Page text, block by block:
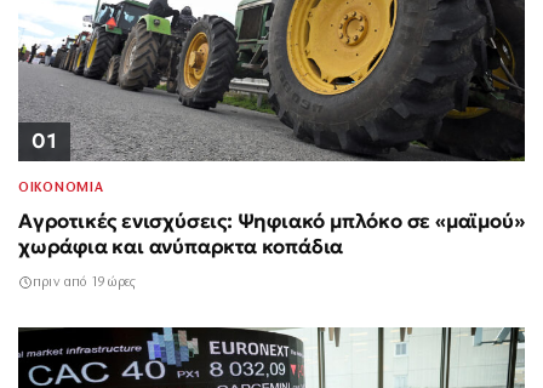
01
ΟΙΚΟΝΟΜΙΑ
Αγροτικές ενισχύσεις: Ψηφιακό μπλόκο σε «μαϊμού»
χωράφια και ανύπαρκτα κοπάδια
πριν από 19 ώρες